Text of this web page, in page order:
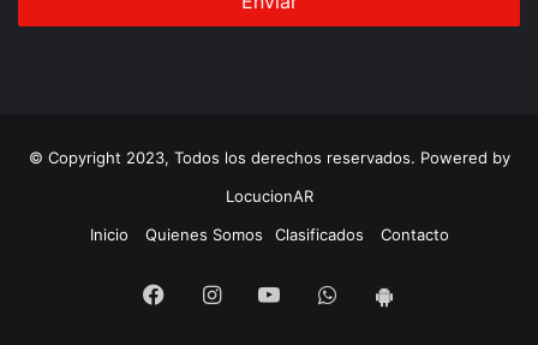
© Copyright 2023, Todos los derechos reservados. Powered by
LocucionAR
Inicio
Quienes Somos Clasificados Contacto
FacebookInstagramYoutubeWhatsapp